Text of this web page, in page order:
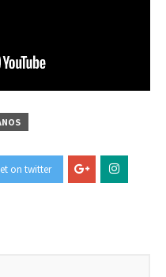
on twitter